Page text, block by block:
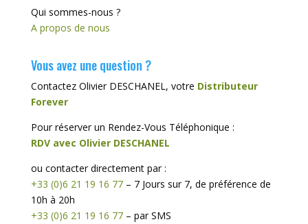
Qui sommes-nous ?
A propos de nous
Vous avez une question ?
Contactez Olivier DESCHANEL, votre Distributeur
Forever
Pour réserver un Rendez-Vous Téléphonique :
RDV avec Olivier DESCHANEL
ou contacter directement par :
+33 (0)6 21 19 16 77– 7 Jours sur 7, de préférence de
10h à 20h
+33 (0)6 21 19 16 77– par SMS